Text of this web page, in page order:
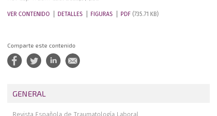
VER CONTENIDO DETALLES FIGURAS PDF (735.71 KB)
Comparte este contenido
GENERAL